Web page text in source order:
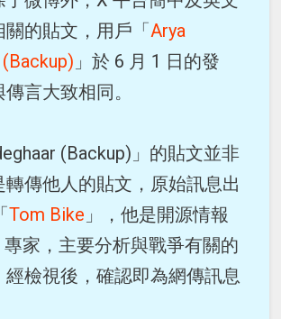
關的貼文，用戶「Arya
」於 6 月 1 日的發
言大致相同。
(Backup)」的貼文並非
轉傳他人的貼文，原始訊息出
Tom Bike 」，他是開源情報
專家，主要分析與戰爭有關的
經檢視後，確認即為網傳訊息